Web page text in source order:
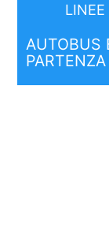
AUTOBUS